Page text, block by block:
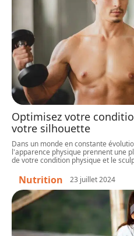
Optimisez votre
votre silhouette
Dans un monde en constante
l'apparence physique prennent une
de votre condition physique et le
Nutrition 23 juillet 2024